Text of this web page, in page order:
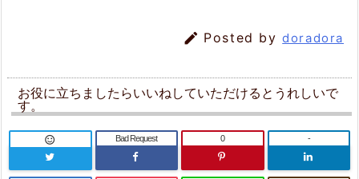
 Posted bydoradora
お役に立ちましたらいいねしていただけるとうれしいで
す。
 Bad Request 0 -